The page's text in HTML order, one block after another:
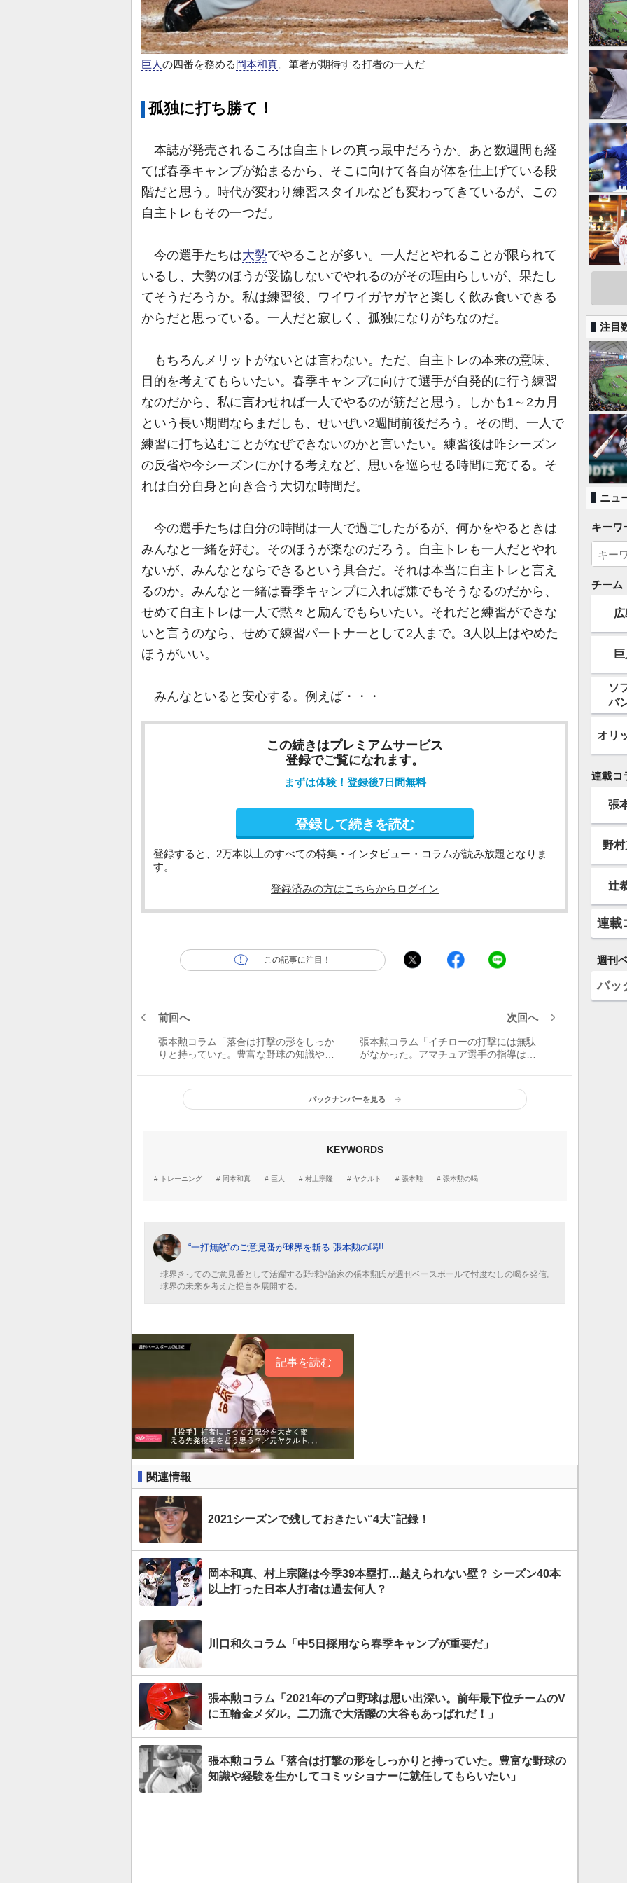
巨人の四番を務める 岡本和真。筆者が期待する打者の一人だ
孤独に打ち勝て！
本誌が発売されるころは自主トレの真っ最中だろうか。あと数週間も経
てば春季キャンプが始まるから、そこに向けて各自が体を仕上げている段
階だと思う。時代が変わり練習スタイルなども変わってきているが、この
自主トレもその一つだ。
今の選手たちは大勢でやることが多い。一人だとやれることが限られて
いるし、大勢のほうが妥協しないでやれるのがその理由らしいが、果たし
てそうだろうか。私は練習後、ワイワイガヤガヤと楽しく飲み食いできる
からだと思っている。一人だと寂しく、孤独になりがちなのだ。
もちろんメリットがないとは言わない。ただ、自主トレの本来の意味、
目的を考えてもらいたい。春季キャンプに向けて選手が自発的に行う練習
なのだから、私に言わせれば一人でやるのが筋だと思う。しかも1～2カ月
という長い期間ならまだしも、せいぜい2週間前後だろう。その間、一人で
練習に打ち込むことがなぜできないのかと言いたい。練習後は昨シーズン
の反省や今シーズンにかける考えなど、思いを巡らせる時間に充てる。そ
れは自分自身と向き合う大切な時間だ。
今の選手たちは自分の時間は一人で過ごしたがるが、何かをやるときは
みんなと一緒を好む。そのほうが楽なのだろう。自主トレも一人だとやれ
ないが、みんなとならできるという具合だ。それは本当に自主トレと言え
るのか。みんなと一緒は春季キャンプに入れば嫌でもそうなるのだから、
せめて自主トレは一人で黙々と励んでもらいたい。それだと練習ができな
いと言うのなら、せめて練習パートナーとして2人まで。3人以上はやめた
ほうがいい。
みんなといると安心する。例えば・・・
この続きはプレミアムサービス
登録でご覧になれます。
まずは体験！登録後7日間無料
登録して続きを読む
登録すると、2万本以上のすべての特集・インタビュー・コラムが読み放題となりま
す。
登録済みの方はこちらからログイン
この記事に注目！
前回へ
張本勲コラム「落合は打撃の形をしっか
りと持っていた。豊富な野球の知識や経
もらいたい」
次回へ
張本勲コラム「イチローの打撃には無駄
がなかった。アマチュア選手の指導は素
したい」
バックナンバーを見る
KEYWORDS
トレーニング 岡本和真 巨人 村上宗隆 ヤクルト 張本勲 張本勲の喝
“一打無敵”のご意見番が球界を斬る 張本勲の喝!!
球界きってのご意見番として活躍する野球評論家の張本勲氏が週刊ベースボールで忖度なしの喝を発信。
球界の未来を考えた提言を展開する。
記事を読む
関連情報
2021シーズンで残しておきたい“4大”記録！
岡本和真、村上宗隆は今季39本塁打…越えられない壁？ シーズン40本
以上打った日本人打者は過去何人？
川口和久コラム「中5日採用なら春季キャンプが重要だ」
張本勲コラム「2021年のプロ野球は思い出深い。前年最下位チームのV
に五輪金メダル。二刀流で大活躍の大谷もあっぱれだ！」
張本勲コラム「落合は打撃の形をしっかりと持っていた。豊富な野球の
知識や経験を生かしてコミッショナーに就任してもらいたい」
注目
ニュ
キーワ
チーム
広
ソ
バ
オリ
連載コ
張
野
辻
連載
週刊
バッ